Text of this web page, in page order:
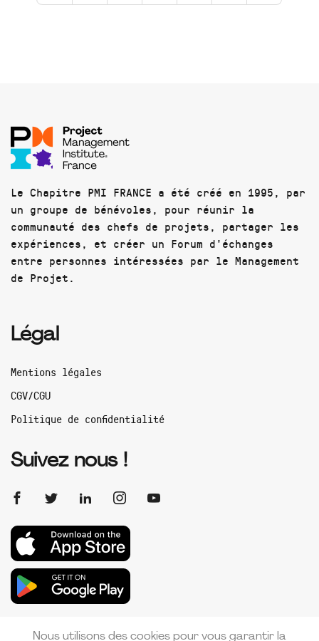
Le Chapitre PMI FRANCE a été créé en 1995, par
un groupe de bénévoles, pour réunir la
communauté des chefs de projets, partager les
expériences, et créer un Forum d'échanges
entre personnes intéressées par le Management
de Projet.
Légal
Mentions légales
CGV/CGU
Politique de confidentialité
Suivez nous !
Nous utilisons des cookies pour vous garantir la